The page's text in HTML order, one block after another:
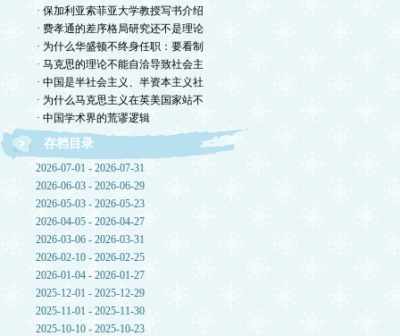
· 保加利亚索菲亚大学教授写书介绍
· 费孝通的差序格局研究还不是理论
· 为什么华盛顿不终身任职：要看制
· 马克思的理论不能自洽导致社会主
· 中国是半社会主义、半资本主义社
· 为什么马克思主义在英美国家站不
· 中国学术界的荒谬逻辑
存档目录
2026-07-01 - 2026-07-31
2026-06-03 - 2026-06-29
2026-05-03 - 2026-05-23
2026-04-05 - 2026-04-27
2026-03-06 - 2026-03-31
2026-02-10 - 2026-02-25
2026-01-04 - 2026-01-27
2025-12-01 - 2025-12-29
2025-11-01 - 2025-11-30
2025-10-10 - 2025-10-23